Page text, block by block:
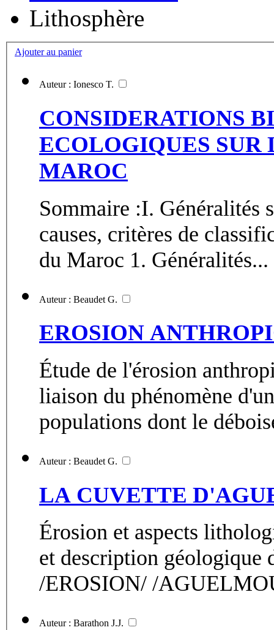
Lithosphère
Ajouter au panier
Auteur : Ionesco T.
CONSIDERATIONS
ECOLOGIQUES SUR
MAROC
Sommaire :I. Généralités
causes, critères de
du Maroc 1. Généralités...
Auteur : Beaudet G.
EROSION
Étude de l'érosion
liaison du phénomène
populations dont le
Auteur : Beaudet G.
LA CUVETTE
Érosion et aspects
et description géologique
/EROSION/ /
Auteur : Barathon J.J.